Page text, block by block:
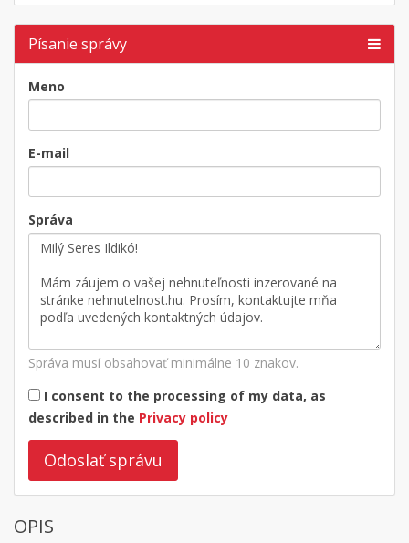
Písanie správy
Meno
E-mail
Správa
Správa musí obsahovať minimálne 10 znakov.
I consent to the processing of my data, as
described in the Privacy policy
Odoslať správu
OPIS